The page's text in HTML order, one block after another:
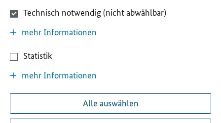
Technisch notwendig (nicht abwählbar)
mehr Informationen
Statistik
mehr Informationen
Alle auswählen